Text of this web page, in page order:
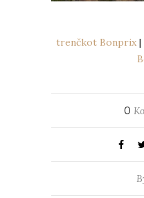
trenčkot Bonprix |
0